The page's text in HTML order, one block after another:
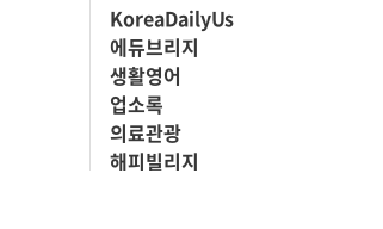
핫딜
KoreaDailyUs
에듀브리지
생활영어
업소록